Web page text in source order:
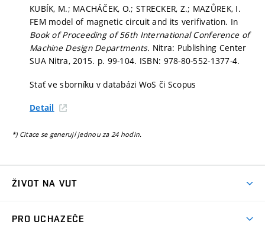
KUBÍK, M.; MACHÁČEK, O.; STRECKER, Z.; MAZŮREK, I.
FEM model of magnetic circuit and its verifivation. In
Book of Proceeding of 56th International Conference of
Machine Design Departments. Nitra: Publishing Center
SUA Nitra, 2015. p. 99-104. ISBN: 978-80-552-1377-4.
Stať ve sborníku v databázi WoS či Scopus
Detail
*) Citace se generují jednou za 24 hodin.
ŽIVOT NA VUT
PRO UCHAZEČE